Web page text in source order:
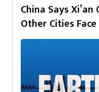
China Says
Other Cities